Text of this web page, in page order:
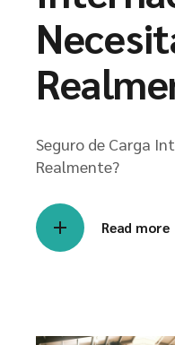
Seguro de Carga
Realmente?
Read more